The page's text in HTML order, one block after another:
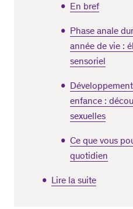
En bref
Phase anale
année de vie :
sensoriel
enfance :
sexuelles
Ce que vous
quotidien
Lire la suite